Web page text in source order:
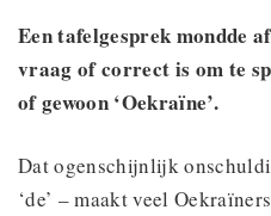
Een tafelgesprek mondde
vraag of correct is om te
of gewoon ‘Oekraïne’.
Dat ogenschijnlijk
‘de’ – maakt veel